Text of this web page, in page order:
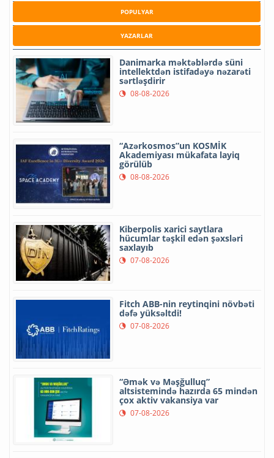
POPULYAR
YAZARLAR
Danimarka məktəblərdə süni
intellektdən istifadəyə nəzarəti
sərtləşdirir
08-08-2026
“Azərkosmos”un KOSMİK
Akademiyası mükafata layiq
görülüb
08-08-2026
Kiberpolis xarici saytlara
hücumlar təşkil edən şəxsləri
saxlayıb
07-08-2026
Fitch ABB-nin reytinqini növbəti
dəfə yüksəltdi!
07-08-2026
“Əmək və Məşğulluq”
altsistemində hazırda 65 mindən
çox aktiv vakansiya var
07-08-2026